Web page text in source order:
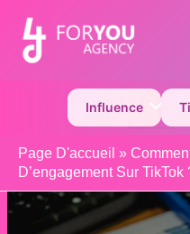
contenu
Influence
Page D'accueil »
D’engagement Sur TikTok